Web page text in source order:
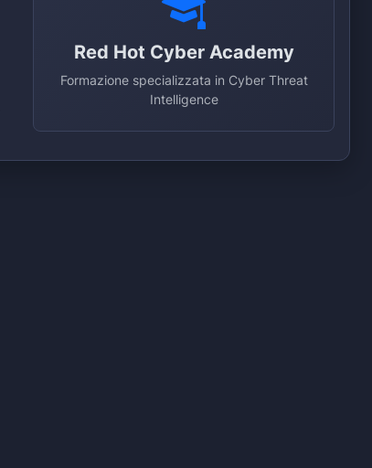
Red Hot Cyber Academy
Formazione specializzata in Cyber Threat
Intelligence